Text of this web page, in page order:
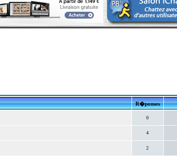
R�ponses
0
4
2